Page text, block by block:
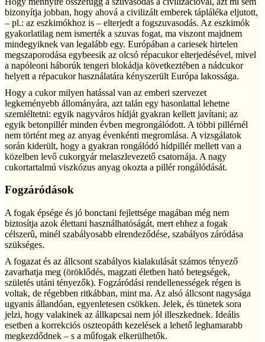
bizonyítja jobban, hogy ahová a civilizált emberek tápláléka eljutott,
– pl.: az eszkimókhoz is – elterjedt a fogszuvasodás. Az eszkimók
gyakorlatilag nem ismerték a szuvas fogat, ma viszont majdnem
mindegyiknek van legalább egy. Európában a cariesek hirtelen
megszaporodása egybeesik az olcsó répacukor elterjedésével, mivel
a napóleoni háborúk tengeri blokádja következtében a nádcukor
helyett a répacukor használatára kényszerült Európa lakossága.
Hogy a cukor milyen hatással van az emberi szervezet
legkeményebb állományára, azt talán egy hasonlattal lehetne
szemléltetni: egyik nagyváros hídját gyakran kellett javítani; az
egyik betonpillér minden évben megrongálódott. A többi pillérnél
nem történt meg az anyag évenkénti megromlása. A vizsgálatok
során kiderült, hogy a gyakran rongálódó hídpillér mellett van a
közelben levő cukorgyár melaszlevezető csatornája. A nagy
cukortartalmú viszkózus anyag okozta a pillér rongálódását.
Fogzáródások
A fogak épsége és jó bonctani fejlettsége magában még nem
biztosítja azok élettani használhatóságát, mert ehhez a fogak
célszerû, minél szabályosabb elrendeződése, szabályos záródása
szükséges.
A fogazat és az állcsont szabályos kialakulását számos tényező
zavarhatja meg (öröklődés, magzati életben ható betegségek,
születés utáni tényezők). Fogzáródási rendellenességek régen is
voltak, de régebben ritkábban, mint ma. Az alsó állcsont nagysága
ugyanis állandóan, egyenletesen csökken. Jelek, és tünetek sora
jelzi, hogy valakinek az állkapcsai nem jól illeszkednek. Ideális
esetben a korrekciós oszteopáth kezelések a lehető leghamarabb
megkezdődnek – s a műfogak elkerülhetők.